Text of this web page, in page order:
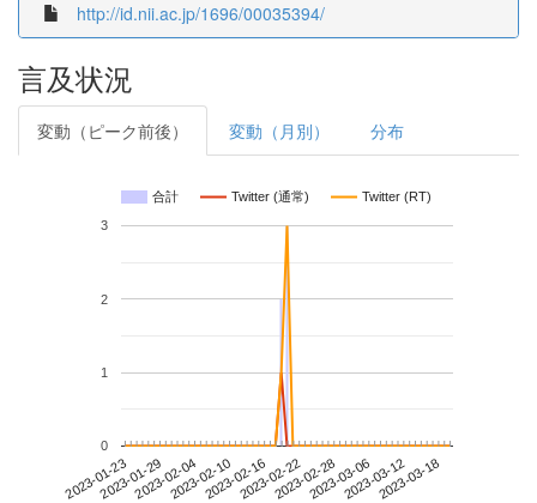
http://id.nii.ac.jp/1696/00035394/
言及状況
変動（ピーク前後） 変動（月別） 分布
合計 Twitter (通常) Twitter (RT)
2023-01-232023-01-292023-02-042023-02-102023-02-162023-02-222023-02-282023-03-062023-03-122023-03-18
0
1
2
3